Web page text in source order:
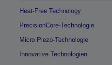
Heat-Free Technology
PrecisionCore-Technologie
Micro Piezo-Technologie
Innovative Technologien